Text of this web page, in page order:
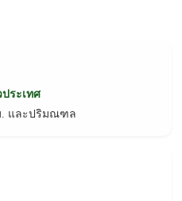
ระเทศ
. และปริมณฑล